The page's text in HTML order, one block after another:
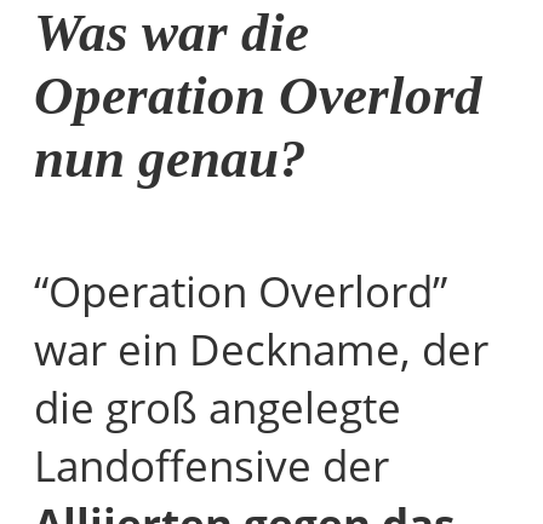
Was war die
Operation Overlord
nun genau?
“Operation Overlord”
war ein Deckname, der
die groß angelegte
Landoffensive der